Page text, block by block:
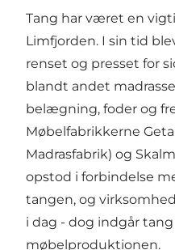
Tang har været en
Limfjorden. I sin tid
renset og presset for
blandt andet
belægning, foder og
Møbelfabrikkerne
Madrasfabrik) og
opstod i forbindelse
tangen, og
i dag - dog indgår
møbelproduktionen.